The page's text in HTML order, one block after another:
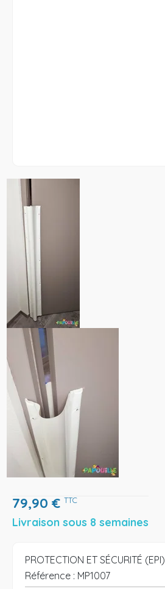
79,90 € TTC
Livraison sous 8 semaines
PROTECTION ET SÉCURITÉ (EPI)
Référence : MP1007